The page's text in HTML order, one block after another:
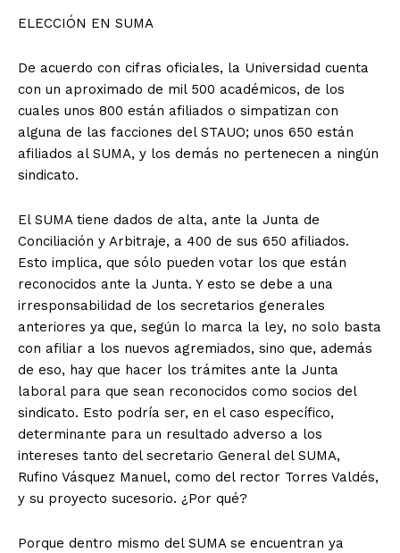
+ Todas las formas de lucha, potencialmente enlazadas
ELECCIÓN EN SUMA
De acuerdo con cifras oficiales, la Universidad cuenta
con un aproximado de mil 500 académicos, de los
cuales unos 800 están afiliados o simpatizan con
alguna de las facciones del STAUO; unos 650 están
afiliados al SUMA, y los demás no pertenecen a ningún
sindicato.
El SUMA tiene dados de alta, ante la Junta de
Conciliación y Arbitraje, a 400 de sus 650 afiliados.
Esto implica, que sólo pueden votar los que están
reconocidos ante la Junta. Y esto se debe a una
irresponsabilidad de los secretarios generales
anteriores ya que, según lo marca la ley, no solo basta
con afiliar a los nuevos agremiados, sino que, además
de eso, hay que hacer los trámites ante la Junta
laboral para que sean reconocidos como socios del
sindicato. Esto podría ser, en el caso específico,
determinante para un resultado adverso a los
intereses tanto del secretario General del SUMA,
Rufino Vásquez Manuel, como del rector Torres Valdés,
y su proyecto sucesorio. ¿Por qué?
Porque dentro mismo del SUMA se encuentran ya